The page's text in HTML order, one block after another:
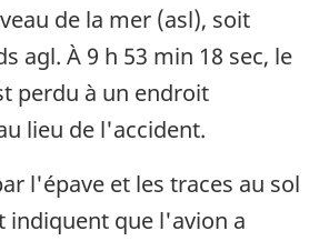
de la mer (asl), soit
agl. À 9 h 53 min 18 sec, le
perdu à un endroit
lieu de l'accident.
l'épave et les traces au sol
indiquent que l'avion a